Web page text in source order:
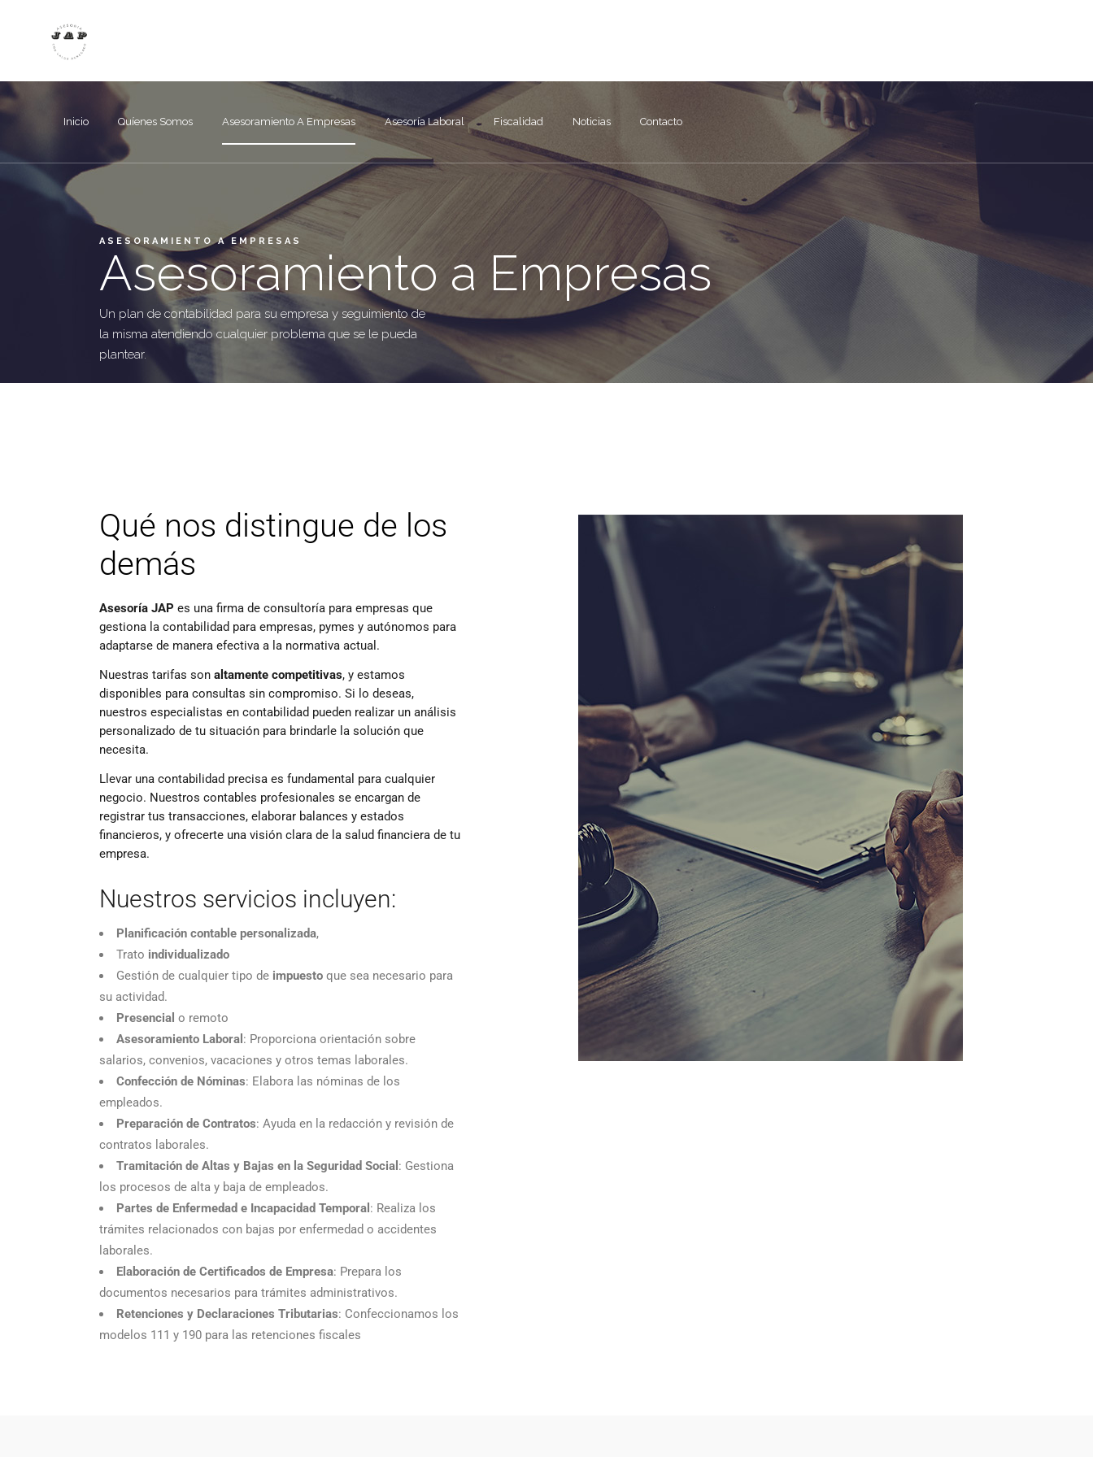
Inicio Quíenes Somos Asesoramiento A Empresas Asesoría Laboral Fiscalidad Noticias Contacto
ASESORAMIENTO A EMPRESAS
Asesoramiento a Empresas
Un plan de contabilidad para su empresa y seguimiento de
la misma atendiendo cualquier problema que se le pueda
plantear.
Qué nos distingue de los
demás
Asesoría JAP es una firma de consultoría para empresas que
gestiona la contabilidad para empresas, pymes y autónomos para
adaptarse de manera efectiva a la normativa actual.
Nuestras tarifas son altamente competitivas, y estamos
disponibles para consultas sin compromiso. Si lo deseas,
nuestros especialistas en contabilidad pueden realizar un análisis
personalizado de tu situación para brindarle la solución que
necesita.
Llevar una contabilidad precisa es fundamental para cualquier
negocio. Nuestros contables profesionales se encargan de
registrar tus transacciones, elaborar balances y estados
financieros, y ofrecerte una visión clara de la salud financiera de tu
empresa.
Nuestros servicios incluyen:
Planificación contable personalizada,
Trato individualizado
Gestión de cualquier tipo de impuesto que sea necesario para
su actividad.
Presencial o remoto
Asesoramiento Laboral : Proporciona orientación sobre
salarios, convenios, vacaciones y otros temas laborales.
Confección de Nóminas: Elabora las nóminas de los
empleados.
Preparación de Contratos: Ayuda en la redacción y revisión de
contratos laborales.
Tramitación de Altas y Bajas en la Seguridad Social : Gestiona
los procesos de alta y baja de empleados.
Partes de Enfermedad e Incapacidad Temporal : Realiza los
trámites relacionados con bajas por enfermedad o accidentes
laborales.
Elaboración de Certificados de Empresa: Prepara los
documentos necesarios para trámites administrativos.
Retenciones y Declaraciones Tributarias: Confeccionamos los
modelos 111 y 190 para las retenciones fiscales